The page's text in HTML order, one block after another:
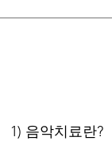
1) 음악치료란?